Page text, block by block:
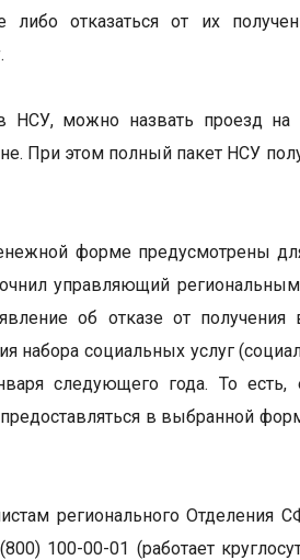
отказаться от их
НСУ, можно назвать проезд на
При этом полный пакет НСУ
форме предусмотрены
управляющий
об отказе от получения
набора социальных услуг
следующего года. То
в выбранной
регионального Отделения
100-00-01 (работает